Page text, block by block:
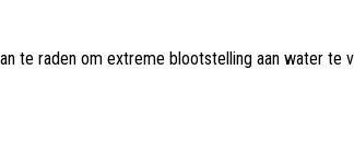
te raden om extreme blootstelling aan water te